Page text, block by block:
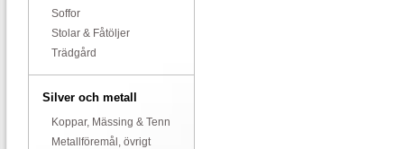
Soffor
Stolar & Fåtöljer
Trädgård
Silver och metall
Koppar, Mässing & Tenn
Metallföremål, övrigt